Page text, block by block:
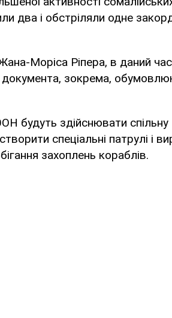
два і обстріляли одне
Моріса Ріпера, в даний
документа, зокрема,
будуть здійснювати спільну
спеціальні патрулі і
захоплень кораблів.